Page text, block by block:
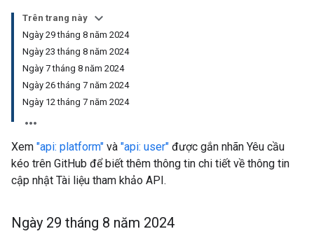
Trên trang này
Ngày 29 tháng 8 năm 2024
Ngày 23 tháng 8 năm 2024
Ngày 7 tháng 8 năm 2024
Ngày 26 tháng 7 năm 2024
Ngày 12 tháng 7 năm 2024
Xem "api: platform" và "api: user" được gắn nhãn Yêu cầu
kéo trên GitHub để biết thêm thông tin chi tiết về thông tin
cập nhật Tài liệu tham khảo API.
Ngày 29 tháng 8 năm 2024